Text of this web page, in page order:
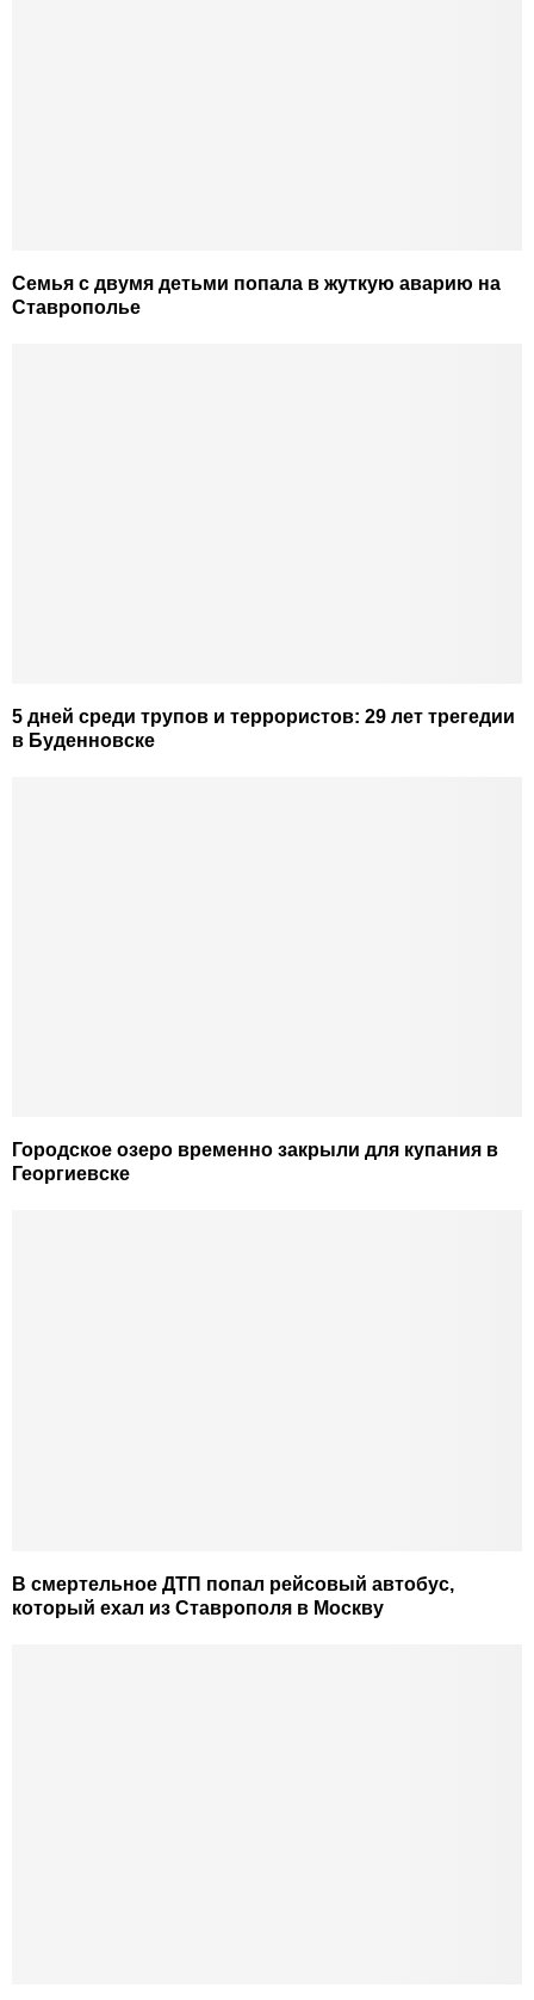
Семья с двумя детьми попала в жуткую аварию на
Ставрополье
5 дней среди трупов и террористов: 29 лет трегедии
в Буденновске
Городское озеро временно закрыли для купания в
Георгиевске
В смертельное ДТП попал рейсовый автобус,
который ехал из Ставрополя в Москву